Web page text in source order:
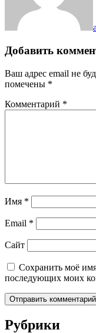
Добавить
Ваш адрес email не
помечены *
Комментарий *
Имя *
Email *
Сайт
Сохранить моё
последующих моих
Рубрики